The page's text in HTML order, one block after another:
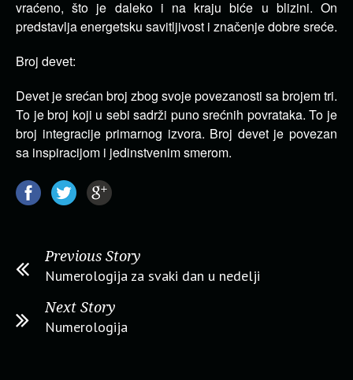
vraćeno, što je daleko i na kraju biće u blizini. On
predstavlja energetsku savitljivost i značenje dobre sreće.
Broj devet:
Devet je srećan broj zbog svoje povezanosti sa brojem tri.
To je broj koji u sebi sadrži puno srećnih povrataka. To je
broj integracije primarnog izvora. Broj devet je povezan
sa inspiracijom i jedinstvenim smerom.
Previous Story
Numerologija za svaki dan u nedelji
Next Story
Numerologija